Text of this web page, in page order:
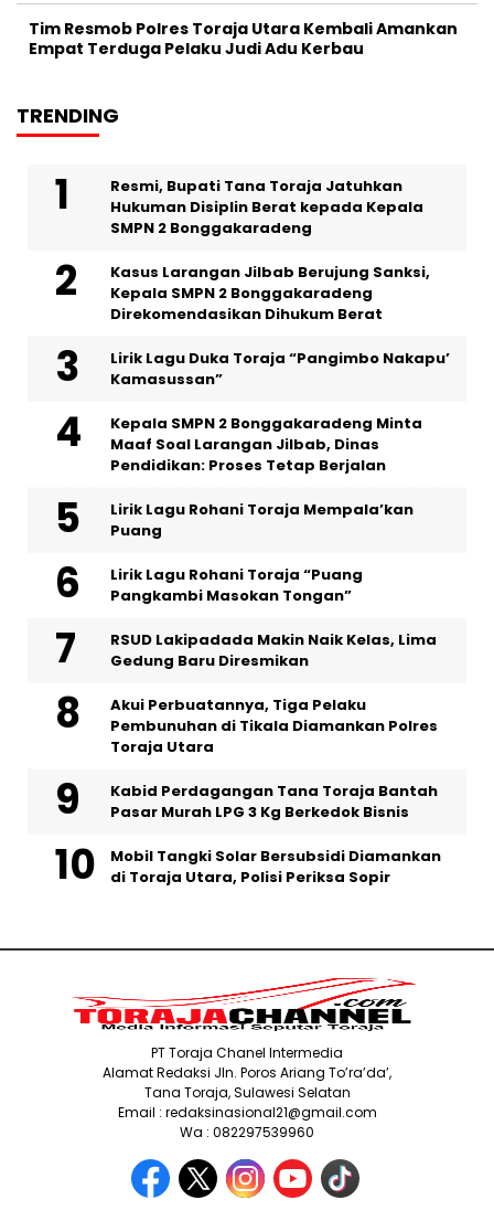
Tim Resmob Polres Toraja Utara Kembali Amankan
Empat Terduga Pelaku Judi Adu Kerbau
TRENDING
Resmi, Bupati Tana Toraja Jatuhkan
Hukuman Disiplin Berat kepada Kepala
SMPN 2 Bonggakaradeng
Kasus Larangan Jilbab Berujung Sanksi,
Kepala SMPN 2 Bonggakaradeng
Direkomendasikan Dihukum Berat
Lirik Lagu Duka Toraja “Pangimbo Nakapu’
Kamasussan”
Kepala SMPN 2 Bonggakaradeng Minta
Maaf Soal Larangan Jilbab, Dinas
Pendidikan: Proses Tetap Berjalan
Lirik Lagu Rohani Toraja Mempala’kan
Puang
Lirik Lagu Rohani Toraja “Puang
Pangkambi Masokan Tongan”
RSUD Lakipadada Makin Naik Kelas, Lima
Gedung Baru Diresmikan
Akui Perbuatannya, Tiga Pelaku
Pembunuhan di Tikala Diamankan Polres
Toraja Utara
Kabid Perdagangan Tana Toraja Bantah
Pasar Murah LPG 3 Kg Berkedok Bisnis
Mobil Tangki Solar Bersubsidi Diamankan
di Toraja Utara, Polisi Periksa Sopir
PT Toraja Chanel Intermedia
Alamat Redaksi Jln. Poros Ariang To’ra’da’,
Tana Toraja, Sulawesi Selatan
Email : redaksinasional21@gmail.com
Wa : 082297539960